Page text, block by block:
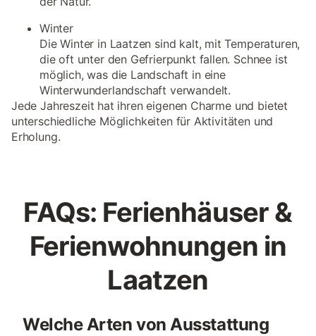
Winter
Die Winter in Laatzen sind kalt, mit Temperaturen,
die oft unter den Gefrierpunkt fallen. Schnee ist
möglich, was die Landschaft in eine
Winterwunderlandschaft verwandelt.
Jede Jahreszeit hat ihren eigenen Charme und bietet
unterschiedliche Möglichkeiten für Aktivitäten und
Erholung.
FAQs: Ferienhäuser &
Ferienwohnungen in
Laatzen
Welche Arten von Ausstattung